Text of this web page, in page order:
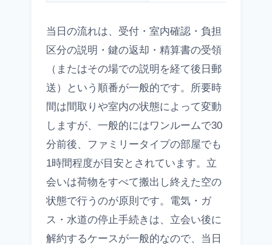
当日の流れは、受付・室内確認・負担
区分の説明・鍵の返却・精算書の受領
（またはその場での説明を経て後日郵
送）という順番が一般的です。所要時
間は間取りや室内の状態によって変動
しますが、一般的にはワンルームで30
分前後、ファミリータイプの部屋でも
1時間程度が目安とされています。立
会いは荷物をすべて搬出し終えた空の
状態で行うのが原則です。電気・ガ
ス・水道の停止手続きは、立会い後に
解約するケースが一般的なので、当日